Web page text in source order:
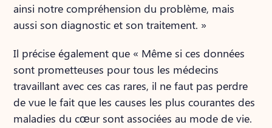
ainsi notre compréhension du problème, mais
aussi son diagnostic et son traitement. »
Il précise également que « Même si ces données
sont prometteuses pour tous les médecins
travaillant avec ces cas rares, il ne faut pas perdre
de vue le fait que les causes les plus courantes des
maladies du cœur sont associées au mode de vie.